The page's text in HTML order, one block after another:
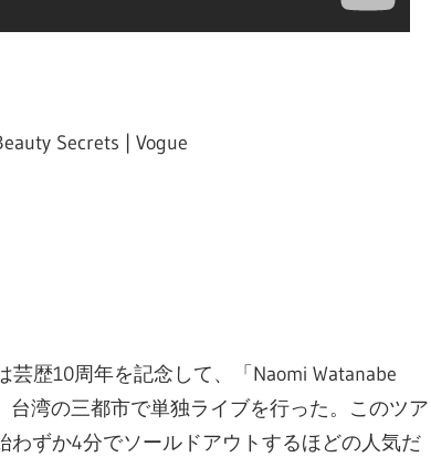
Secrets | Vogue
歴10周年を記念して、「Naomi Watanabe
台湾の三都市で単独ライブを行った。このツア
ずか4分でソールドアウトするほどの人気だ